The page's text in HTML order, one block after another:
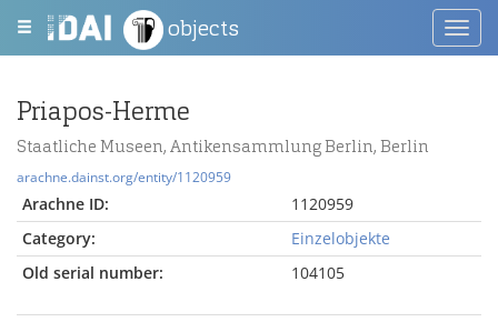
objects
Priapos-Herme
Staatliche Museen, Antikensammlung Berlin, Berlin
arachne.dainst.org/entity/1120959
Arachne ID:
1120959
Category:
Einzelobjekte
Old serial number:
104105